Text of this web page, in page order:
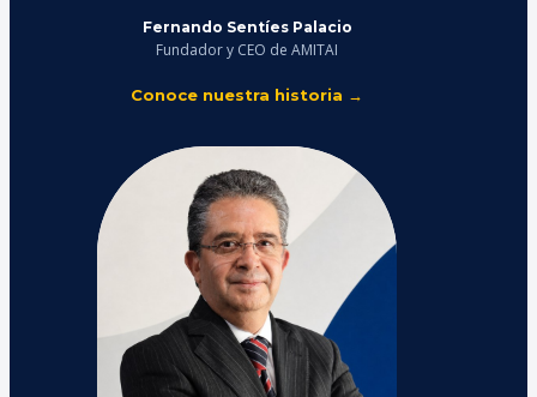
Fernando Sentíes Palacio
Fundador y CEO de AMITAI
Conoce nuestra historia →